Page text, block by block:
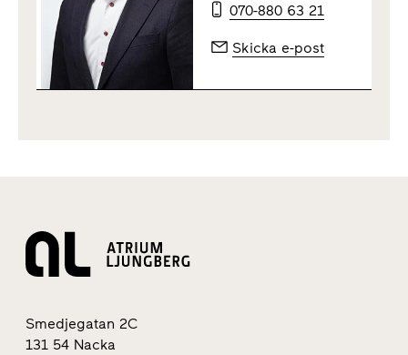
070-880 63 21
Skicka e-post
Smedjegatan 2C
131 54 Nacka